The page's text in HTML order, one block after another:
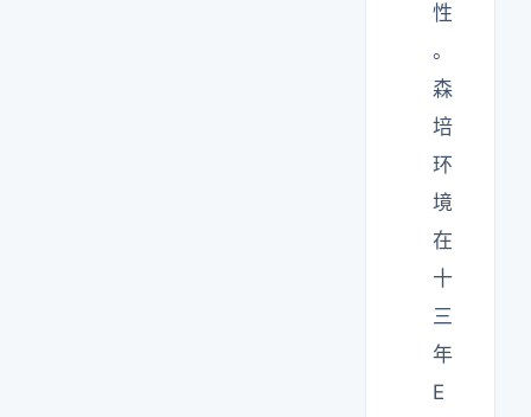
性
。
森
培
环
境
在
十
三
年
E